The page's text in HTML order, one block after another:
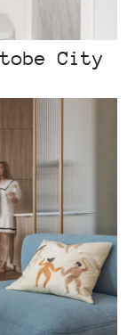
City